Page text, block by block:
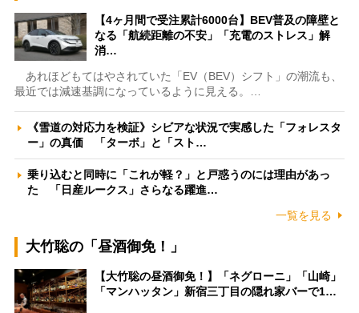
【4ヶ月間で受注累計6000台】BEV普及の障壁と
なる「航続距離の不安」「充電のストレス」解
消…
あれほどもてはやされていた「EV（BEV）シフト」の潮流も、
最近では減速基調になっているように見える。…
《雪道の対応力を検証》シビアな状況で実感した「フォレスタ
ー」の真価 「ターボ」と「スト…
乗り込むと同時に「これが軽？」と戸惑うのには理由があっ
た 「日産ルークス」さらなる躍進…
一覧を見る
大竹聡の「昼酒御免！」
【大竹聡の昼酒御免！】「ネグローニ」「山崎」
「マンハッタン」新宿三丁目の隠れ家バーで1…